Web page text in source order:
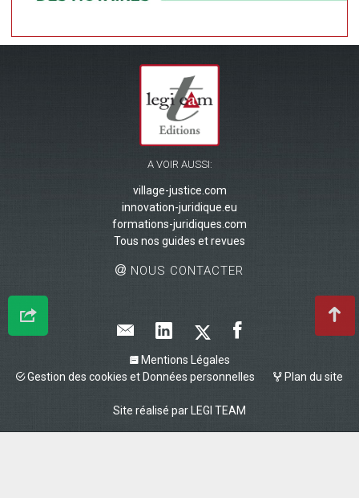
A VOIR AUSSI:
village-justice.com
innovation-juridique.eu
formations-juridiques.com
Tous nos guides et revues
NOUS CONTACTER
Mentions Légales
Gestion des cookies et Données personnelles
Plan du site
Site réalisé par LEGI TEAM